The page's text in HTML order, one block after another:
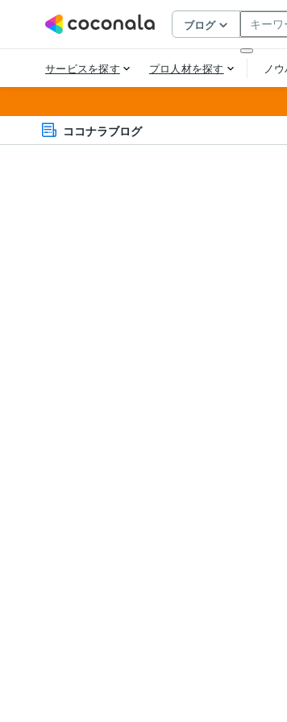
ココナラブログ